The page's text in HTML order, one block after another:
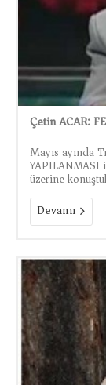
Mayıs ayında
YAPILANMASI
üzerine
Devamı